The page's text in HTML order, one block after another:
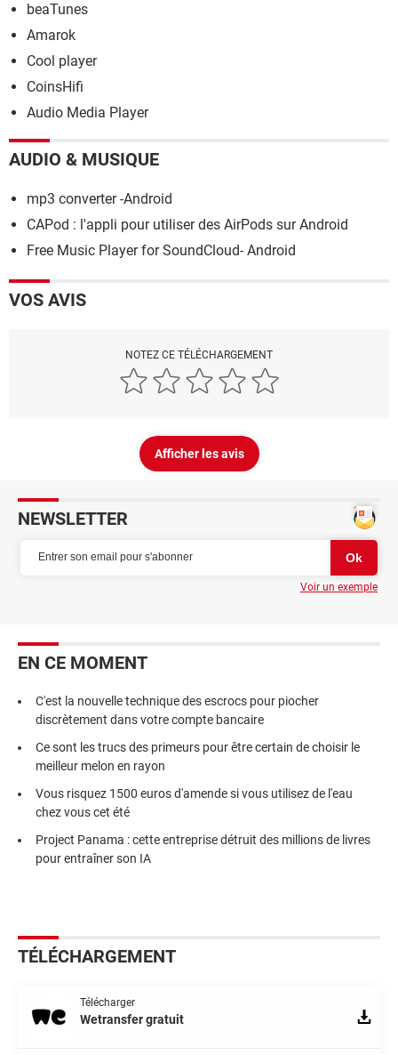
beaTunes
Amarok
Cool player
CoinsHifi
Audio Media Player
AUDIO & MUSIQUE
mp3 converter -Android
CAPod : l'appli pour utiliser des AirPods sur Android
Free Music Player for SoundCloud- Android
VOS AVIS
NOTEZ CE TÉLÉCHARGEMENT
Afficher les avis
NEWSLETTER
Voir un exemple
EN CE MOMENT
C'est la nouvelle technique des escrocs pour piocher
discrètement dans votre compte bancaire
Ce sont les trucs des primeurs pour être certain de choisir le
meilleur melon en rayon
Vous risquez 1500 euros d'amende si vous utilisez de l'eau
chez vous cet été
Project Panama : cette entreprise détruit des millions de livres
pour entraîner son IA
TÉLÉCHARGEMENT
Télécharger
Wetransfer gratuit